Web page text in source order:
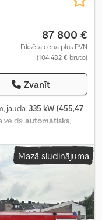
87 800 €
Fiksēta cena plus PVN
(104 482 € bruto)
Zvanīt
, jauda: 335 kW (455,47
veids:automātisks
Mazā sludinājuma